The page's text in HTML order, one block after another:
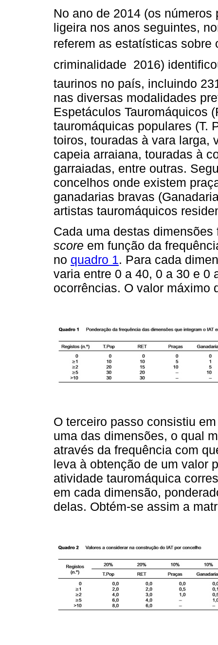
No ano de 2014 (os
ligeira nos anos seguintes,
referem as estatísticas sobre
criminalidade  2016)
taurinos no país, incluindo
nas diversas modalidades
Espetáculos Tauromáquicos
tauromáquicas populares (T.
toiros, touradas à vara larga,
capeia arraiana, touradas à
garraiadas, entre outras.
concelhos onde existem
ganadarias bravas
artistas tauromáquicos
Cada uma destas
score em função da
no quadro 1. Para cada
varia entre 0 a 40, 0 a 30 e 0
ocorrências. O valor máximo
O terceiro passo consistiu
uma das dimensões, o qual
através da frequência com
leva à obtenção de um valor
atividade tauromáquica
em cada dimensão,
delas. Obtém-se assim a